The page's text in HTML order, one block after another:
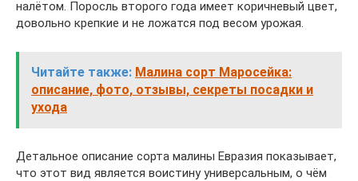
налётом. Поросль второго года имеет коричневый цвет,
довольно крепкие и не ложатся под весом урожая.
Читайте также: Малина сорт Маросейка:
описание, фото, отзывы, секреты посадки и
ухода
Детальное описание сорта малины Евразия показывает,
что этот вид является воистину универсальным, о чём